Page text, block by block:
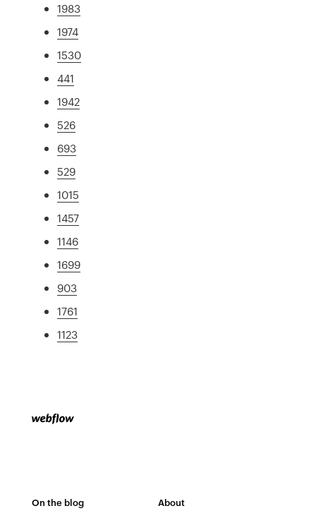
1983
1974
1530
441
1942
526
693
529
1015
1457
1146
1699
903
1761
1123
On the blog About